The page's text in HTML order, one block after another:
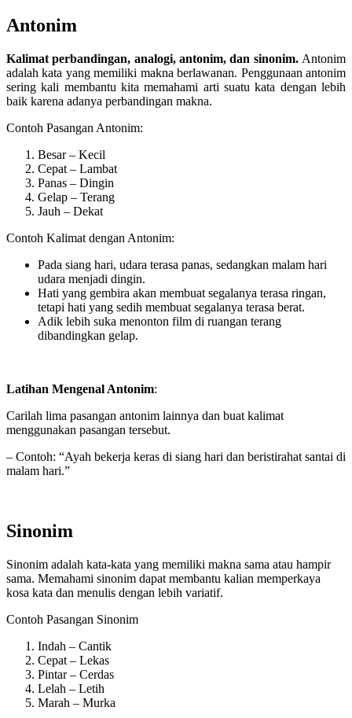
Antonim
Kalimat perbandingan, analogi, antonim, dan sinonim. Antonim
adalah kata yang memiliki makna berlawanan. Penggunaan antonim
sering kali membantu kita memahami arti suatu kata dengan lebih
baik karena adanya perbandingan makna.
Contoh Pasangan Antonim:
Besar – Kecil
Cepat – Lambat
Panas – Dingin
Gelap – Terang
Jauh – Dekat
Contoh Kalimat dengan Antonim:
Pada siang hari, udara terasa panas, sedangkan malam hari
udara menjadi dingin.
Hati yang gembira akan membuat segalanya terasa ringan,
tetapi hati yang sedih membuat segalanya terasa berat.
Adik lebih suka menonton film di ruangan terang
dibandingkan gelap.
Latihan Mengenal Antonim:
Carilah lima pasangan antonim lainnya dan buat kalimat
menggunakan pasangan tersebut.
– Contoh: “Ayah bekerja keras di siang hari dan beristirahat santai di
malam hari.”
Sinonim
Sinonim adalah kata-kata yang memiliki makna sama atau hampir
sama. Memahami sinonim dapat membantu kalian memperkaya
kosa kata dan menulis dengan lebih variatif.
Contoh Pasangan Sinonim
Indah – Cantik
Cepat – Lekas
Pintar – Cerdas
Lelah – Letih
Marah – Murka